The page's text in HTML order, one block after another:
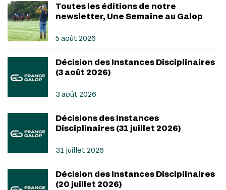
Toutes les éditions de notre
newsletter, Une Semaine au Galop
5 août 2026
Décision des Instances Disciplinaires
(3 août 2026)
3 août 2026
Décisions des Instances
Disciplinaires (31 juillet 2026)
31 juillet 2026
Décision des Instances Disciplinaires
(20 juillet 2026)